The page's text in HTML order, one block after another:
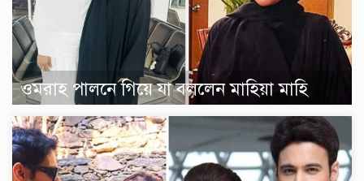
ওমরাহ পালনে গিয়ে যা বললেন মাহিয়া মাহি